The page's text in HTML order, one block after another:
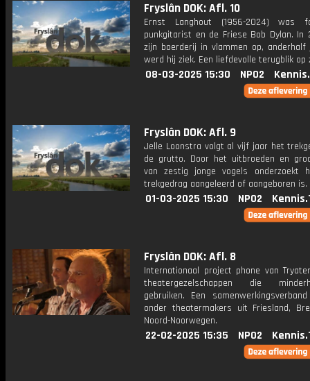
Fryslân DOK: Afl. 10
Ernst Langhout (1956-2024) was
punkgitarist en de Friese Bob Dylan. In
zijn boerderij in vlammen op,
werd hij ziek. Een liefdevolle terugblik op
08-03-2025 15:30 NPO2
Fryslân DOK: Afl. 9
Jelle Loonstra volgt al vijf jaar het
de grutto. Door het uitbroeden en
van zestig jonge vogels onderzoekt
trekgedrag aangeleerd of aangeboren is.
01-03-2025 15:30 NPO2
Fryslân DOK: Afl. 8
Internationaal project phone van
theatergezelschappen die
gebruiken. Een
onder theatermakers uit Friesland,
Noord-Noorwegen.
22-02-2025 15:35 NPO2